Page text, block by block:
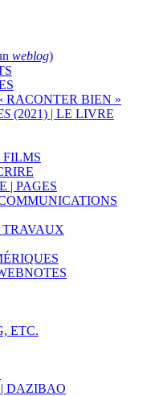
weblog)
RACONTER BIEN »
(2021) | LE LIVRE
FILMS
| PAGES
TRAVAUX
ETC.
DAZIBAO